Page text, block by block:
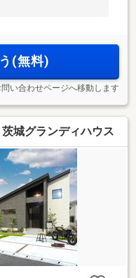
(無料)
い合わせページへ移動します
城グランディハウス